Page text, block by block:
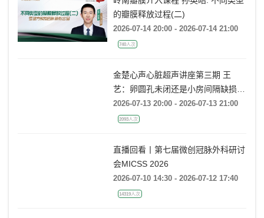
岭南瓣膜介入课程 孙英皓: 不同类型
的瓣膜释放过程(二)
2026-07-14 20:00 - 2026-07-14 21:00
金楚心声心脏超声讲座第三期 王
艺：卵圆孔未闭还是小房间隔缺损，
傻傻分不清
2026-07-13 20:00 - 2026-07-13 21:00
直播回看丨第七届微创冠脉外科研讨
会MICSS 2026
2026-07-10 14:30 - 2026-07-12 17:40